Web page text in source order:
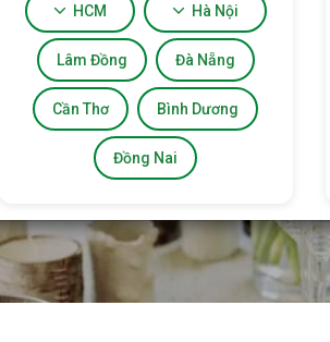
Khuyến mãi
HCM Hà Nội
Lâm Đồng Đà Nẵng
Cần Thơ Bình Dương
Đồng Nai